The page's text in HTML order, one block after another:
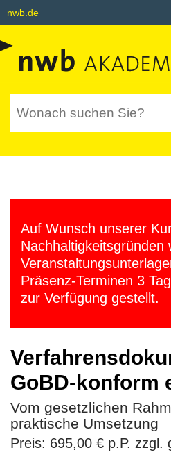
nwb.de
Datenbank
Akademie
tax&bytes
NWB NEO
Auf Wunsch unserer
Nachhaltigkeitsgründen
Präsenz-Terminen 3
zur Verfügung gestellt.
GoBD-konform
Vom gesetzlichen
praktische Umsetzung
Preis: 695,00 € p.P. zzgl.